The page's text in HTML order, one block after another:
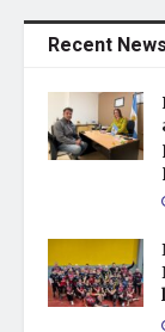
Recent News